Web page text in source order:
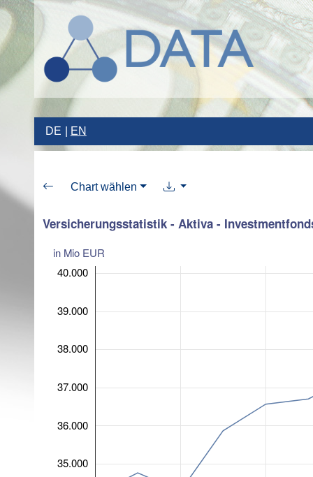
DE EN
Chart wählen
Versicherungsstatistik - Aktiva -
in Mio EUR
35.000
36.000
37.000
38.000
39.000
40.000